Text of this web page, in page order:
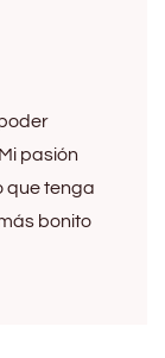
pasión
que tenga
bonito